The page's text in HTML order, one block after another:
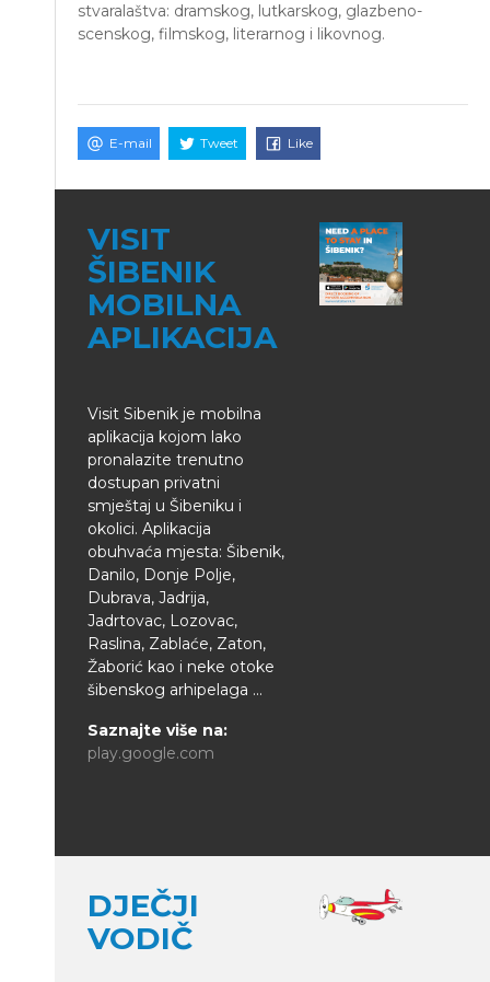
stvaralaštva: dramskog, lutkarskog, glazbeno-
scenskog, filmskog, literarnog i likovnog.
E-mail Tweet Like
VISIT
ŠIBENIK
MOBILNA
APLIKACIJA
Visit Sibenik je mobilna
aplikacija kojom lako
pronalazite trenutno
dostupan privatni
smještaj u Šibeniku i
okolici. Aplikacija
obuhvaća mjesta: Šibenik,
Danilo, Donje Polje,
Dubrava, Jadrija,
Jadrtovac, Lozovac,
Raslina, Zablaće, Zaton,
Žaborić kao i neke otoke
šibenskog arhipelaga ...
Saznajte više na:
play.google.com
DJEČJI
VODIČ